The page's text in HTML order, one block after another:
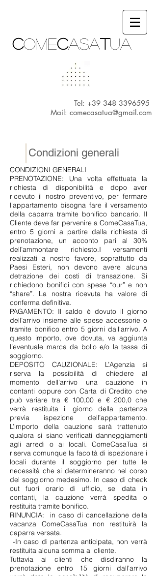
comecasatua
Tel: +39 348 3396595
Mail: comecasatua@gmail.com
Condizioni generali
CONDIZIONI GENERALI
PRENOTAZIONE: Una volta effettuata la
richiesta di disponibilità e dopo aver
ricevuto il nostro preventivo, per fermare
l'appartamento bisogna fare il versamento
della caparra tramite bonifico bancario. Il
Cliente deve far pervenire a ComeCasaTua,
entro 5 giorni a partire dalla richiesta di
prenotazione, un acconto pari al 30%
dell’ammontare richiesto.I versamenti
realizzati a nostro favore, soprattutto da
Paesi Esteri, non devono avere alcuna
detrazione dei costi di transazione. Si
richiedono bonifici con spese “our” e non
“share”. La nostra ricevuta ha valore di
conferma definitiva.
PAGAMENTO: Il saldo è dovuto il giorno
dell’arrivo insieme alle spese accessorie o
tramite bonifico entro 5 giorni dall'arrivo. A
questo importo, ove dovuta, va aggiunta
l’eventuale marca da bollo e/o la tassa di
soggiorno.
DEPOSITO CAUZIONALE: L’Agenzia si
riserva la possibilità di chiedere al
momento dell’arrivo una cauzione in
contanti oppure con Carta di Credito che
può variare tra € 100,00 e € 200,0 che
verrà restituita il giorno della partenza
previa ispezione dell’appartamento.
L’importo della cauzione sarà trattenuto
qualora si siano verificati danneggiamenti
agli arredi o ai locali. ComeCasaTua si
riserva comunque la facoltà di ispezionare i
locali durante il soggiorno per tutte le
necessità che si determineranno nel corso
del soggiorno medesimo. In caso di check
out fuori orario di ufficio, se data in
contanti, la cauzione verrà spedita o
restituita tramite bonifico.
RINUNCIA: in caso di cancellazione della
vacanza ComeCasaTua non restituirà la
caparra versata.
-In caso di partenza anticipata, non verrà
restituita alcuna somma al cliente.
Tuttavia ai clienti che disdiranno la
prenotazione entro 15 giorni dall'arrivo